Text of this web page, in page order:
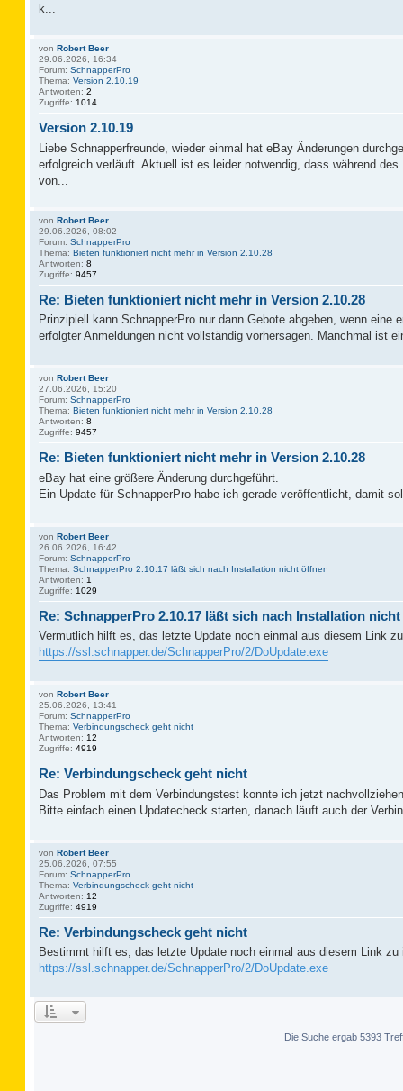
k...
von Robert Beer
29.06.2026, 16:34
Forum: SchnapperPro
Thema: Version 2.10.19
Antworten: 2
Zugriffe: 1014
Version 2.10.19
Liebe Schnapperfreunde, wieder einmal hat eBay Änderungen
erfolgreich verläuft. Aktuell ist es leider notwendig, dass während
von...
von Robert Beer
29.06.2026, 08:02
Forum: SchnapperPro
Thema: Bieten funktioniert nicht mehr in Version 2.10.28
Antworten: 8
Zugriffe: 9457
Re: Bieten funktioniert nicht mehr in Version 2.10.28
Prinzipiell kann SchnapperPro nur dann Gebote abgeben, wenn
erfolgter Anmeldungen nicht vollständig vorhersagen. Manchmal ist
von Robert Beer
27.06.2026, 15:20
Forum: SchnapperPro
Thema: Bieten funktioniert nicht mehr in Version 2.10.28
Antworten: 8
Zugriffe: 9457
Re: Bieten funktioniert nicht mehr in Version 2.10.28
eBay hat eine größere Änderung durchgeführt.
Ein Update für SchnapperPro habe ich gerade veröffentlicht, damit
von Robert Beer
26.06.2026, 16:42
Forum: SchnapperPro
Thema: SchnapperPro 2.10.17 läßt sich nach Installation nicht öffnen
Antworten: 1
Zugriffe: 1029
Re: SchnapperPro 2.10.17 läßt sich nach Installation
Vermutlich hilft es, das letzte Update noch einmal aus diesem Link
https://ssl.schnapper.de/SchnapperPro/2/DoUpdate.exe
von Robert Beer
25.06.2026, 13:41
Forum: SchnapperPro
Thema: Verbindungscheck geht nicht
Antworten: 12
Zugriffe: 4919
Re: Verbindungscheck geht nicht
Das Problem mit dem Verbindungstest konnte ich jetzt
Bitte einfach einen Updatecheck starten, danach läuft auch der
von Robert Beer
25.06.2026, 07:55
Forum: SchnapperPro
Thema: Verbindungscheck geht nicht
Antworten: 12
Zugriffe: 4919
Re: Verbindungscheck geht nicht
Bestimmt hilft es, das letzte Update noch einmal aus diesem Link zu
https://ssl.schnapper.de/SchnapperPro/2/DoUpdate.exe
Die Suche ergab 5393